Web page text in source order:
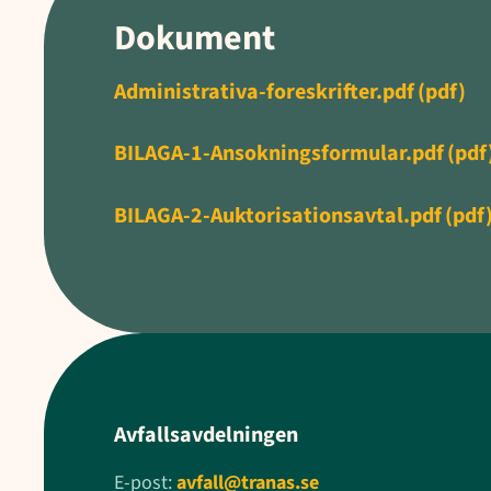
Dokument
Administrativa-foreskrifter.pdf(pdf)
BILAGA-1-Ansokningsformular.pdf
BILAGA-2-Auktorisationsavtal.pdf
Avfallsavdelningen
E-post:avfall@tranas.se